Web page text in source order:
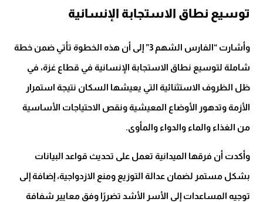
توسيع نطاق الاستجابة الإنسانية
وأشارت “الفارس الشهم 3” إلى أن هذه الخطوة تأتي ضمن خطة
شاملة لتوسيع نطاق الاستجابة الإنسانية في قطاع غزة، في
ظل الظروف الاستثنائية التي يعيشها السكان نتيجة استمرار
الأزمة وتدهور الأوضاع المعيشية ونقص الاحتياجات الأساسية
من الغذاء والماء والدواء والمأوى.
وأكدت أن فرقها الميدانية تعمل على تحديث قواعد البيانات
بشكل مستمر لضمان عدالة التوزيع ومنع الازدواجية، إضافة إلى
توجيه المساعدات إلى الأسر الأشد تضررًا وفق معايير شفافة